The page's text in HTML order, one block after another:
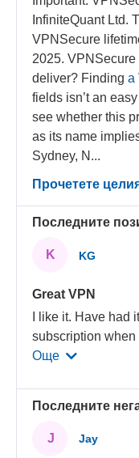
InfiniteQuant Ltd.
VPNSecure
2025.
deliver? Findinga
fields isn’t an
see whether this
as its name
Sydney, N...
Прочетете
Последните
K KG
Great VPN
I like it. Have had
subscription
Още
Последните
J Jay